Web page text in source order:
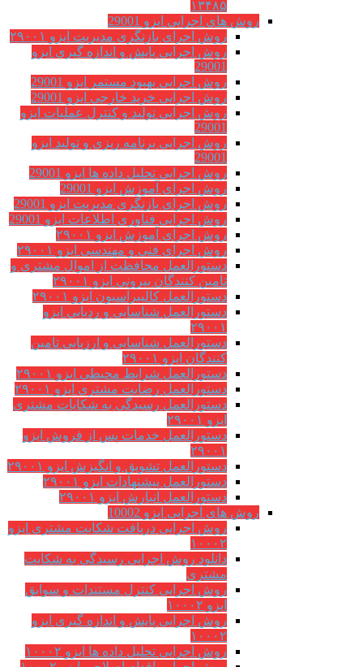
۱۳۴۸۵
روش های اجرایی ایزو 29001
روش اجرای بازنگری مدیریت ایزو ۲۹۰۰۱
روش اجرایی پایش و اندازه گیری ایزو
29001
روش اجرایی بهبود مستمر ایزو 29001
روش اجرایی خرید خارجی ایزو 29001
روش اجرایی تولید و کنترل عملیات ایزو
29001
روش اجرایی برنامه ریزی و تولید ایزو
29001
روش اجرایی تحلیل داده ها ایزو 29001
روش اجرای آموزش ایزو 29001
روش اجرای بازنگری مدیریت ایزو 29001
روش اجرایی فناوری اطلاعات ایزو 29001
روش اجرای آموزش ایزو ۲۹۰۰۱
روش اجرای فنی و مهندسی ایزو ۲۹۰۰۱
دستورالعمل محافظت از اموال مشتری و
تامین کنندگان بیرونی ایزو ۲۹۰۰۱
دستورالعمل کالیبراسیون ایزو ۲۹۰۰۱
دستورالعمل شناسایی و ردیابی ایزو
۲۹۰۰۱
دستورالعمل شناسایی و ارزیابی تامین
کنندگان ایزو ۲۹۰۰۱
دستورالعمل شرایط محیطی ایزو ۲۹۰۰۱
دستورالعمل رضایت مشتری ایزو ۲۹۰۰۱
دستورالعمل رسیدگی به شکایات مشتری
ایزو ۲۹۰۰۱
دستورالعمل خدمات پس از فروش ایزو
۲۹۰۰۱
دستورالعمل تشویق و انگیزش ایزو ۲۹۰۰۱
دستورالعمل پیشنهادات ایزو ۲۹۰۰۱
دستورالعمل انبارش ایزو ۲۹۰۰۱
روش های اجرایی ایزو 10002
روش اجرایی دریافت شکایت مشتری ایزو
۱۰۰۰۲
دانلود روش اجرایی رسیدگی به شکایت
مشتری
روش اجرایی کنترل مستندات و سوابق
ایزو ۱۰۰۰۲
روش اجرایی پایش و اندازه گیری ایزو
۱۰۰۰۲
روش اجرایی تحلیل داده ها ایزو ۱۰۰۰۲